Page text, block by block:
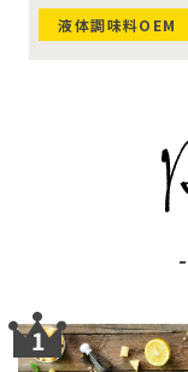
液体調味料OEM